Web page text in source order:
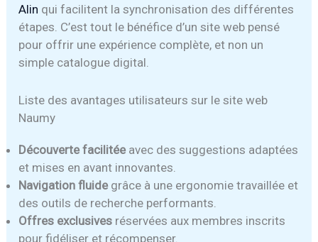
Alin qui facilitent la synchronisation des différentes
étapes. C’est tout le bénéfice d’un site web pensé
pour offrir une expérience complète, et non un
simple catalogue digital.
Liste des avantages utilisateurs sur le site web
Naumy
Découverte facilitéeavec des suggestions adaptées
et mises en avant innovantes.
Navigation fluidegrâce à une ergonomie travaillée et
des outils de recherche performants.
Offres exclusives réservées aux membres inscrits
pour fidéliser et récompenser.